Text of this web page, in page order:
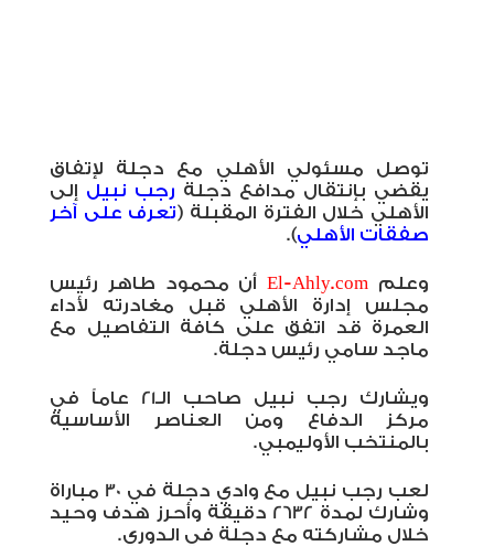
توصل مسئولي الأهلي مع دجلة لإتفاق
يقضي بإنتقال مدافع دجلة رجب نبيل إلى
الأهلي خلال الفترة المقبلة (تعرف على آخر
صفقات الأهلي).
وعلم El-Ahly.comأن محمود طاهر رئيس
مجلس إدارة الأهلي قبل مغادرته لأداء
العمرة قد اتفق على كافة التفاصيل مع
ماجد سامي رئيس دجلة.
ويشارك رجب نبيل صاحب الـ21 عاماً في
مركز الدفاع ومن العناصر الأساسية
بالمنتخب الأوليمبي.
لعب رجب نبيل مع وادي دجلة في 30 مباراة
وشارك لمدة 2632 دقيقة وأحرز هدف وحيد
خلال مشاركته مع دجلة في الدوري.